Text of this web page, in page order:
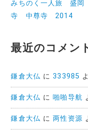
みちのく一人旅 盛
寺 中尊寺 2014
最近のコメン
鎌倉大仏 に333985
鎌倉大仏 に啪啪导航
鎌倉大仏 に两性资源